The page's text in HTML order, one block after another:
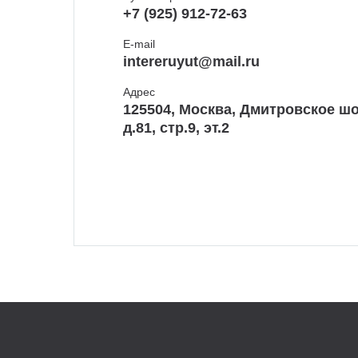
+7 (925) 912-72-63
E-mail
intereruyut@mail.ru
Адрес
125504, Москва, Дмитровское
д.81, стр.9, эт.2